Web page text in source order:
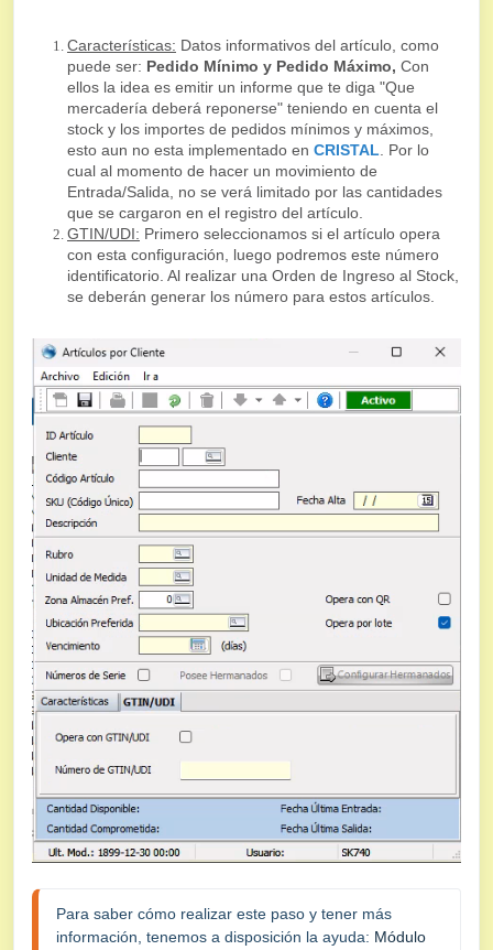
Características: Datos informativos del artículo, como
puede ser: Pedido Mínimo y Pedido Máximo, Con
ellos la idea es emitir un informe que te diga "Que
mercadería deberá reponerse" teniendo en cuenta el
stock y los importes de pedidos mínimos y máximos,
esto aun no esta implementado en CRISTAL . Por lo
cual al momento de hacer un movimiento de
Entrada/Salida, no se verá limitado por las cantidades
que se cargaron en el registro del artículo.
GTIN/UDI: Primero seleccionamos si el artículo opera
con esta configuración, luego podremos este número
identificatorio. Al realizar una Orden de Ingreso al Stock,
se deberán generar los número para estos artículos.
Para saber cómo realizar este paso y tener más
información, tenemos a disposición la ayuda: Módulo